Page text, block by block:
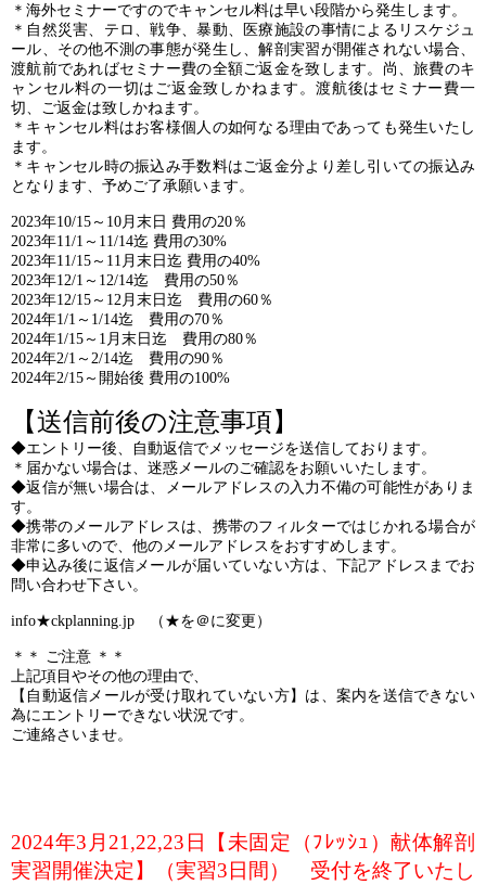
＊海外セミナーですのでキャンセル料は早い段階から発生します。
＊自然災害、テロ、戦争、暴動、医療施設の事情によるリスケジュ
ール、その他不測の事態が発生し、解剖実習が開催されない場合、
渡航前であればセミナー費の全額ご返金を致します。尚、旅費のキ
ャンセル料の一切はご返金致しかねます。渡航後はセミナー費一
切、ご返金は致しかねます。
＊キャンセル料はお客様個人の如何なる理由であっても発生いたし
ます。
＊キャンセル時の振込み手数料はご返金分より差し引いての振込み
となります、予めご了承願います。
2023年10/15～10月末日 費用の20％
2023年11/1～11/14迄 費用の30%
2023年11/15～11月末日迄 費用の40%
2023年12/1～12/14迄 費用の50％
2023年12/15～12月末日迄 費用の60％
2024年1/1～1/14迄 費用の70％
2024年1/15～1月末日迄 費用の80％
2024年2/1～2/14迄 費用の90％
2024年2/15～開始後 費用の100%
【送信前後の注意事項】
◆エントリー後、自動返信でメッセージを送信しております。
＊届かない場合は、迷惑メールのご確認をお願いいたします。
◆返信が無い場合は、メールアドレスの入力不備の可能性がありま
す。
◆携帯のメールアドレスは、携帯のフィルターではじかれる場合が
非常に多いので、他のメールアドレスをおすすめします。
◆申込み後に返信メールが届いていない方は、下記アドレスまでお
問い合わせ下さい。
info★ckplanning.jp （★を＠に変更）
＊＊ ご注意 ＊＊
上記項目やその他の理由で、
【自動返信メールが受け取れていない方】は、案内を送信できない
為にエントリーできない状況です。
ご連絡さいませ。
2024年3月21,22,23日【未固定（ﾌﾚｯｼｭ）献体解剖
実習開催決定】（実習3日間） 受付を終了いたし